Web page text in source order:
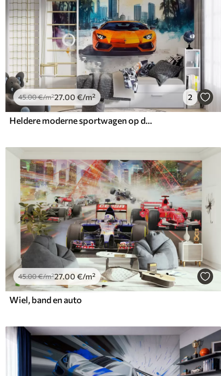
45.00€/m²27.00 €/m² 2
Heldere moderne sportwagen op de achtergrond van palmbomen en wolkenkrabbers in aquareltechniek a la prima
45.00€/m²27.00 €/m²
Wiel, band en auto